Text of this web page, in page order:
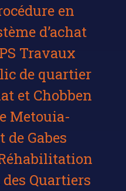
en
d’achat
Travaux
de quartier
et Chobben
Metouia-
de Gabes
Quartiers